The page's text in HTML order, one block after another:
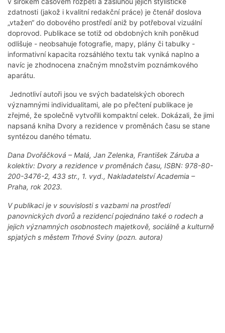
zdatnosti (jakož i kvalitní redakční práce) je čtenář doslova
„vtažen“ do dobového prostředí aniž by potřeboval vizuální
doprovod. Publikace se totiž od obdobných knih poněkud
odlišuje - neobsahuje fotografie, mapy, plány či tabulky -
informativní kapacita rozsáhlého textu tak vyniká naplno a
navíc je zhodnocena značným množstvím poznámkového
aparátu.
Jednotliví autoři jsou ve svých badatelských oborech
významnými individualitami, ale po přečtení publikace je
zřejmé, že společně vytvořili kompaktní celek. Dokázali, že jimi
napsaná kniha Dvory a rezidence v proměnách času se stane
syntézou daného tématu.
Dana Dvořáčková – Malá, Jan Zelenka, František Záruba a
kolektiv: Dvory a rezidence v proměnách času, ISBN: 978-80-
200-3476-2, 433 str., 1. vyd., Nakladatelství Academia –
Praha, rok 2023.
V publikaci je v souvislosti s vazbami na prostředí
panovnických dvorů a rezidencí pojednáno také o rodech a
jejich významných osobnostech majetkově, sociálně a kulturně
spjatých s městem Trhové Sviny (pozn. autora)